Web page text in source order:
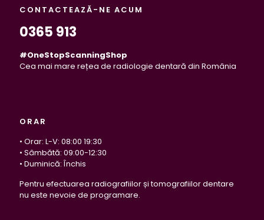
CONTACTEAZĂ-NE ACUM
0365 913
#OneStopScanningShop
Cea mai mare rețea de radiologie dentară din România
ORAR
• Orar: L-V: 08:00 19:30
• Sâmbătă: 09:00-12:30
• Duminică: Închis
Pentru efectuarea radiografiilor și tomografiilor dentare
nu este nevoie de programare.